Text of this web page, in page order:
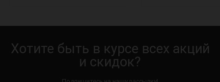
Хотите быть в курсе всех акций
и скидок?